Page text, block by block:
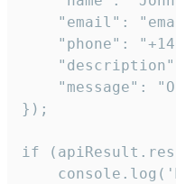
"email":
"phone":
"message":
});
if